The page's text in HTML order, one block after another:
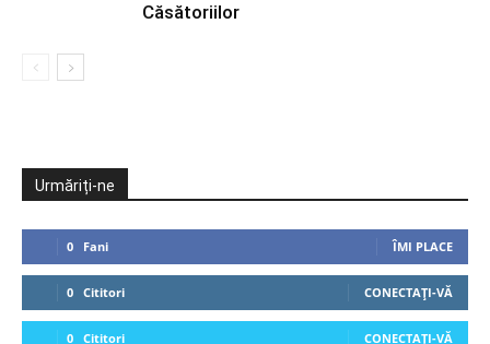
Căsătoriilor
Urmăriți-ne
0 Fani ÎMI PLACE
0 Cititori CONECTAȚI-VĂ
0 Cititori CONECTAȚI-VĂ